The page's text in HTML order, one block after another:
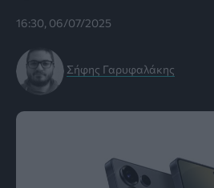
16:30, 06/07/2025
Σήφης Γαρυφαλάκης